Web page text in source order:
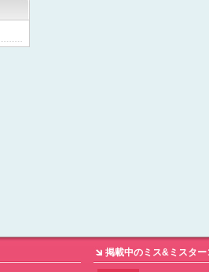
掲載中のミス&ミスター